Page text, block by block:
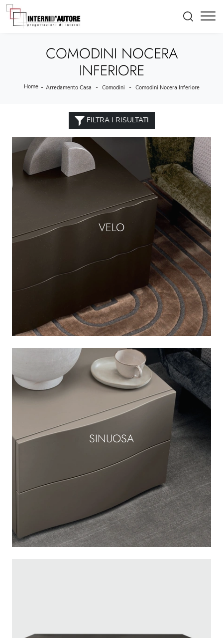
COMODINI NOCERA
INFERIORE
Home - Arredamento Casa - Comodini - Comodini Nocera Inferiore
FILTRA I RISULTATI
VELO
SINUOSA